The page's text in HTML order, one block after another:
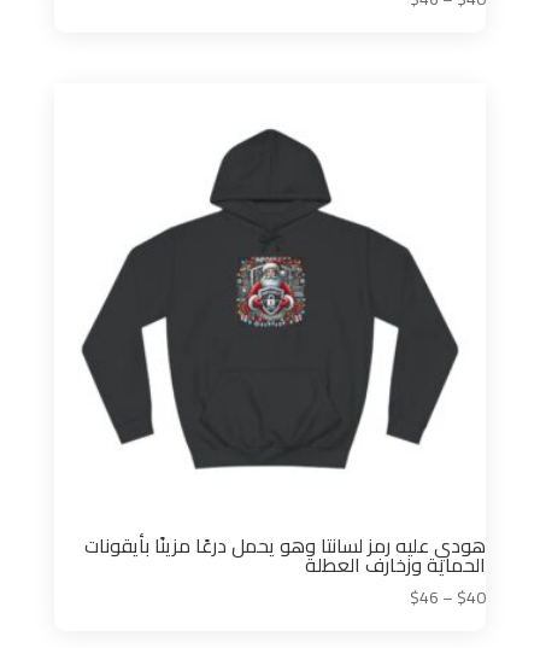
هودي عليه رمز لسانتا وهو يحمل درعًا مزينًا بأيقونات
الحماية وزخارف العطلة
$40
–
$46 نطاق